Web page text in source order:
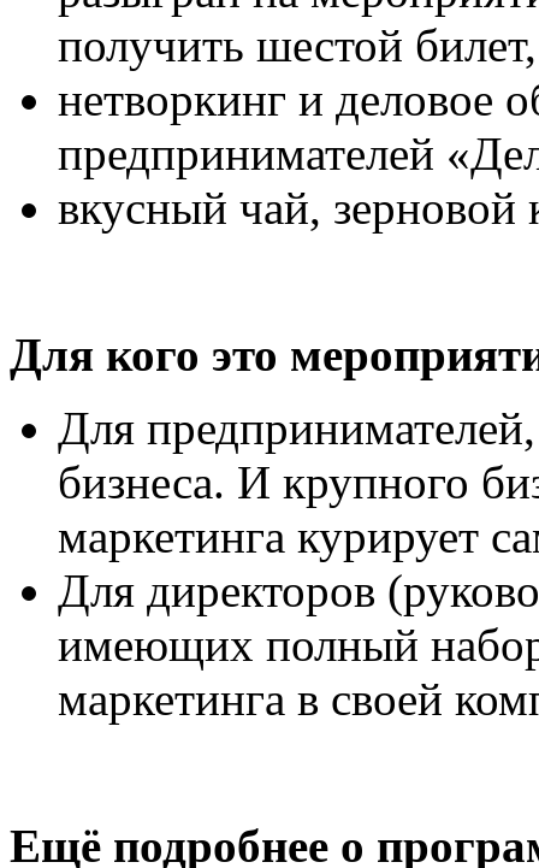
получить шестой билет,
нетворкинг и деловое
предпринимателей
вкусный чай,
Для кого это
Для
бизнеса. И крупного
маркетинга курирует
Для директоров
имеющих полный
маркетинга в своей
Ещё подробнее о